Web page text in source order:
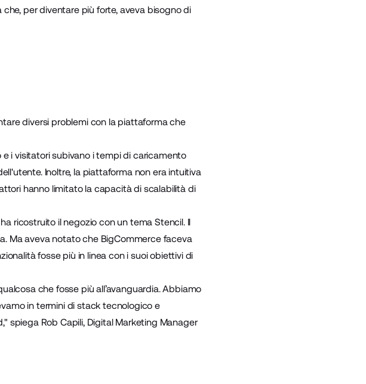
per diventare più forte, aveva bisogno di
diversi problemi con la piattaforma che
i visitatori subivano i tempi di caricamento
Inoltre, la piattaforma non era intuitiva
hanno limitato la capacità di scalabilità di
ricostruito il negozio con un tema Stencil. Il
Ma aveva notato che BigCommerce faceva
fosse più in linea con i suoi obiettivi di
che fosse più all’avanguardia. Abbiamo
in termini di stack tecnologico e
spiega Rob Capili, Digital Marketing Manager